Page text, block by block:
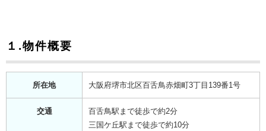
１.物件概要
所在地 大阪府堺市北区百舌鳥赤畑町3丁目139番1号
交通
百舌鳥駅まで徒歩で約2分
三国ケ丘駅まで徒歩で約10分